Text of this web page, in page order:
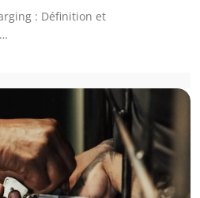
: Définition et